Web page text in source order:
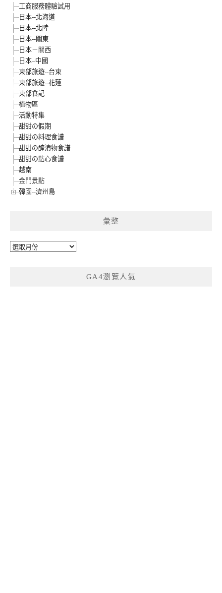
工商服務體驗試用
日本--北海道
日本--北陸
日本--關東
日本－關西
日本–中國
東部旅遊--台東
東部旅遊--花蓮
東部食記
植物區
活動特集
甜甜の假期
甜甜の料理食譜
甜甜の醃漬物食譜
甜甜の點心食譜
越南
金門景點
韓國--濟州島
彙整
彙
GA4瀏覽人氣